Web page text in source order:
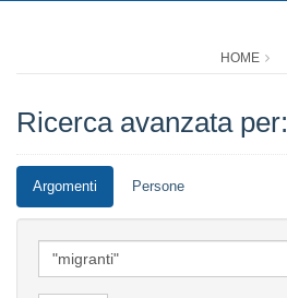
HOME
Ricerca avanzata per:
Argomenti Persone